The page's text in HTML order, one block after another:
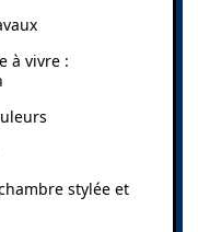
à vivre :
stylée et